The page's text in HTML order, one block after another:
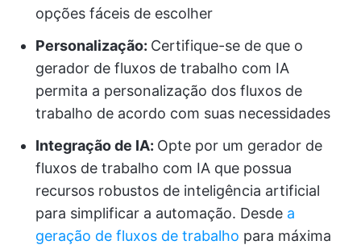
opções fáceis de escolher
Personalização: Certifique-se de que o
gerador de fluxos de trabalho com IA
permita a personalização dos fluxos de
trabalho de acordo com suas necessidades
Integração de IA: Opte por um gerador de
fluxos de trabalho com IA que possua
recursos robustos de inteligência artificial
para simplificar a automação. Desde a
geração de fluxos de trabalho para máxima